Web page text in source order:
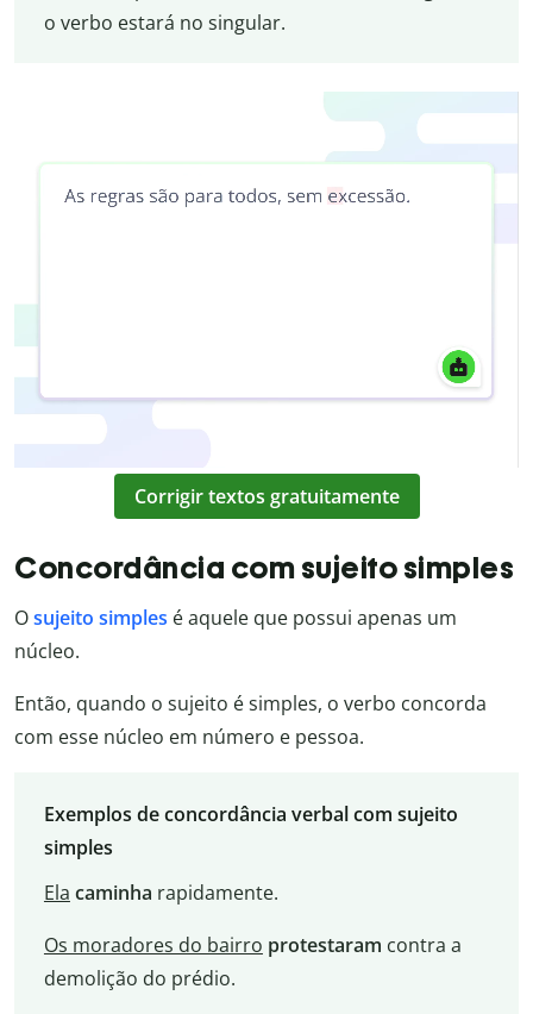
o verbo estará no singular.
Corrigir textos gratuitamente
Concordância com sujeito simples
Osujeito simples é aquele que possui apenas um
núcleo.
Então, quando o sujeito é simples, o verbo concorda
com esse núcleo em número e pessoa.
Exemplos de concordância verbal com sujeito
simples
Ela caminha rapidamente.
Os moradores do bairro protestaram contra a
demolição do prédio.